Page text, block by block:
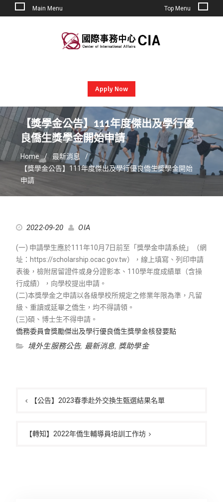
Main Menu Top Menu
Apply Now
【獎學金公告】111年度傑出及學行優
良僑生獎學金開始申請
Home
最新消息
【獎學金公告】111年度傑出及學行優良僑生獎學金開始
申請
2022-09-20 OIA
(一) 申請學生應於111年10月7日前至「獎學金申請系統」（網
址：https://scholarship.ocac.gov.tw），線上填寫、列印申請
表後，檢附居留證件或身分證影本、110學年度成績單（含操
行成績），向學校提出申請。
(二)本獎學金之申請以各級學校所規定之修業年限為準，凡留
級、重讀或延畢之僑生，均不得請領。
(三)碩、博士生不得申請。
僑務委員會獎勵傑出及學行優良僑生獎學金核發要點
境外生服務公告, 最新消息, 獎助學金
章
【公告】2023春季赴外交換生甄選結果名單
【轉知】2022年僑生輔導員培訓工作坊